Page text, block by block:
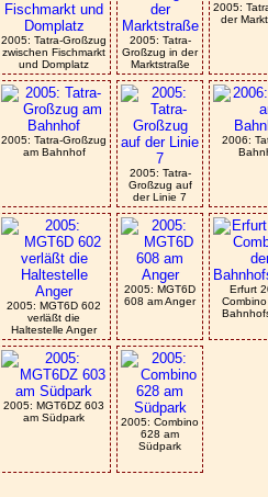
2005: Tatra-Großzug
zwischen Fischmarkt
und Domplatz
2005: Tatra-
Großzug in der
Marktstraße
2005:
der
2005: Tatra-Großzug
am Bahnhof
2005: Tatra-
Großzug auf
der Linie 7
2006:
2005: MGT6D 602
verläßt die
Haltestelle Anger
2005: MGT6D
608 am Anger
Erfurt
2005: MGT6DZ 603
am Südpark
2005: Combino
628 am
Südpark